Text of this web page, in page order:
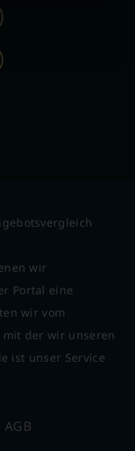
wir
Portal eine
wir vom
der wir unseren
ist unser Service
AGB